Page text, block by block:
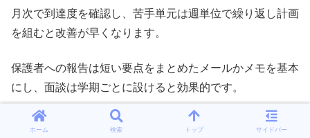
月次で到達度を確認し、苦手単元は週単位で繰り返し計画
を組むと改善が早くなります。
保護者への報告は短い要点をまとめたメールかメモを基本
にし、面談は学期ごとに設けると効果的です。
最後に、成果だけでなく学習の取り組み方や習慣の定着状
ホーム 検索 トップ サイドバー